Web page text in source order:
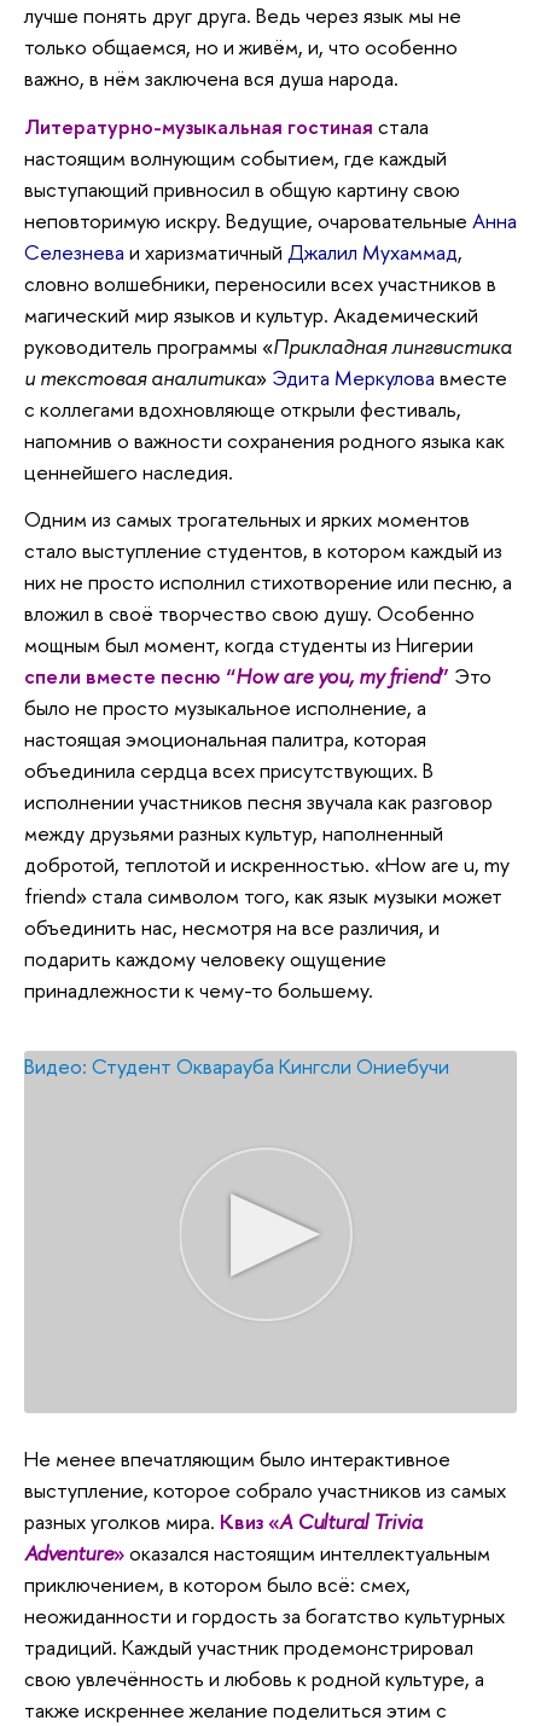
лучше понять друг друга. Ведь через язык мы не
только общаемся, но и живём, и, что особенно
важно, в нём заключена вся душа народа.
Литературно-музыкальная гостиная стала
настоящим волнующим событием, где каждый
выступающий привносил в общую картину свою
неповторимую искру. Ведущие, очаровательные Анна
Селезнева и харизматичный Джалил Мухаммад,
словно волшебники, переносили всех участников в
магический мир языков и культур. Академический
руководитель программы «Прикладная лингвистика
и текстовая аналитика» Эдита Меркулова вместе
с коллегами вдохновляюще открыли фестиваль,
напомнив о важности сохранения родного языка как
ценнейшего наследия.
Одним из самых трогательных и ярких моментов
стало выступление студентов, в котором каждый из
них не просто исполнил стихотворение или песню, а
вложил в своё творчество свою душу. Особенно
мощным был момент, когда студенты из Нигерии
спели вместе песню “How are you, my friend” Это
было не просто музыкальное исполнение, а
настоящая эмоциональная палитра, которая
объединила сердца всех присутствующих. В
исполнении участников песня звучала как разговор
между друзьями разных культур, наполненный
добротой, теплотой и искренностью. «How are u, my
friend» стала символом того, как язык музыки может
объединить нас, несмотря на все различия, и
подарить каждому человеку ощущение
принадлежности к чему-то большему.
Видео: Студент Окварауба Кингсли Ониебучи
Не менее впечатляющим было интерактивное
выступление, которое собрало участников из самых
разных уголков мира. Квиз «A Cultural Trivia
Adventure»оказался настоящим интеллектуальным
приключением, в котором было всё: смех,
неожиданности и гордость за богатство культурных
традиций. Каждый участник продемонстрировал
свою увлечённость и любовь к родной культуре, а
также искреннее желание поделиться этим с